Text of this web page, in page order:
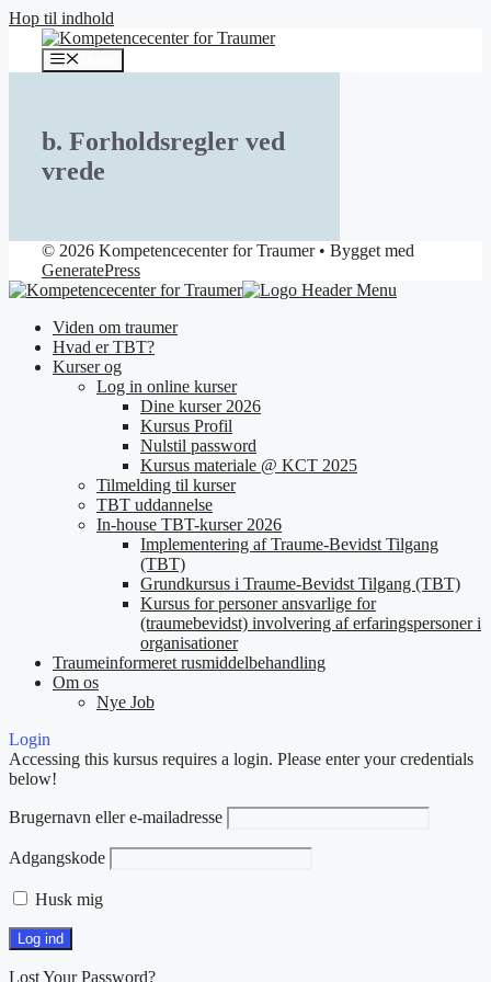
Hop til indhold
b. Forholdsregler ved
vrede
© 2026 Kompetencecenter for Traumer• Bygget med
GeneratePress
Viden om traumer
Hvad er TBT?
Kurser og
Log in online kurser
Dine kurser 2026
Kursus Profil
Nulstil password
Kursus materiale @ KCT 2025
Tilmelding til kurser
TBT uddannelse
In-house TBT-kurser 2026
Implementering af Traume-Bevidst Tilgang
(TBT)
Grundkursus i Traume-Bevidst Tilgang (TBT)
Kursus for personer ansvarlige for
(traumebevidst) involvering af erfaringspersoner i
organisationer
Traumeinformeret rusmiddelbehandling
Om os
Nye Job
Login
Accessing this kursus requires a login. Please enter your credentials
below!
Brugernavn eller e-mailadresse
Adgangskode
Husk mig
Lost Your Password?